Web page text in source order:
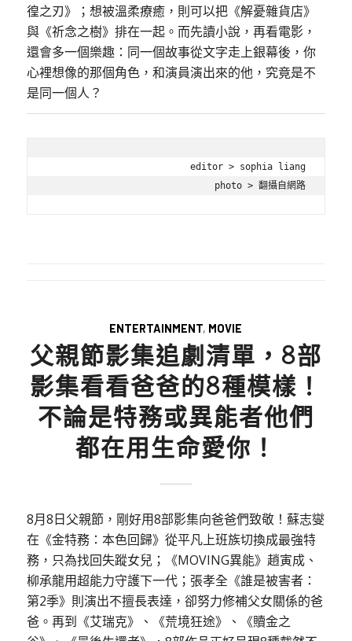
徨之刃》；想被溫柔療癒，則可以把《解憂雜貨店》
與《祈念之樹》排在一起。而先讀小說，再看電影，
還會多一個樂趣：同一個故事從文字走上銀幕後，你
心裡想像的那個角色，和演員演出來的他，究竟是不
是同一個人？
editor > sophia liang
photo > 翻攝自網路
ENTERTAINMENT, MOVIE
父親節影集追劇清單，8部
影集看看爸爸的8種模樣！
不論是特務或異能者他們
都在用生命愛你！
8月8日父親節，剛好用8部影集向爸爸們致敬！蘇志燮
在《金特務：本色回歸》從平凡上班族切換成最強特
務，只為找回失蹤女兒；《MOVING異能》趙寅成、
柳承龍用超能力守護下一代；張孝全《誰是被害者：
第2季》則演出不擅長表達，卻努力修補父女關係的爸
爸。再到《艾瑞克》、《荒境狂途》、《贖金之